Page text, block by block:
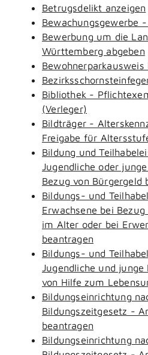
Betrugsdelikt anzeigen
Bewachungsgewerbe
Bewerbung um die
Württemberg abgeben
Bewohnerparkausweis
Bibliothek -
(Verleger)
Bildträger -
Freigabe für
Bildung und
Jugendliche oder
Bezug von Bürgergeld
Bildungs- und
Erwachsene bei
im Alter oder bei
beantragen
Bildungs- und
Jugendliche und junge
von Hilfe zum
Bildungseinrichtung
Bildungszeitgesetz -
beantragen
Bildungseinrichtung